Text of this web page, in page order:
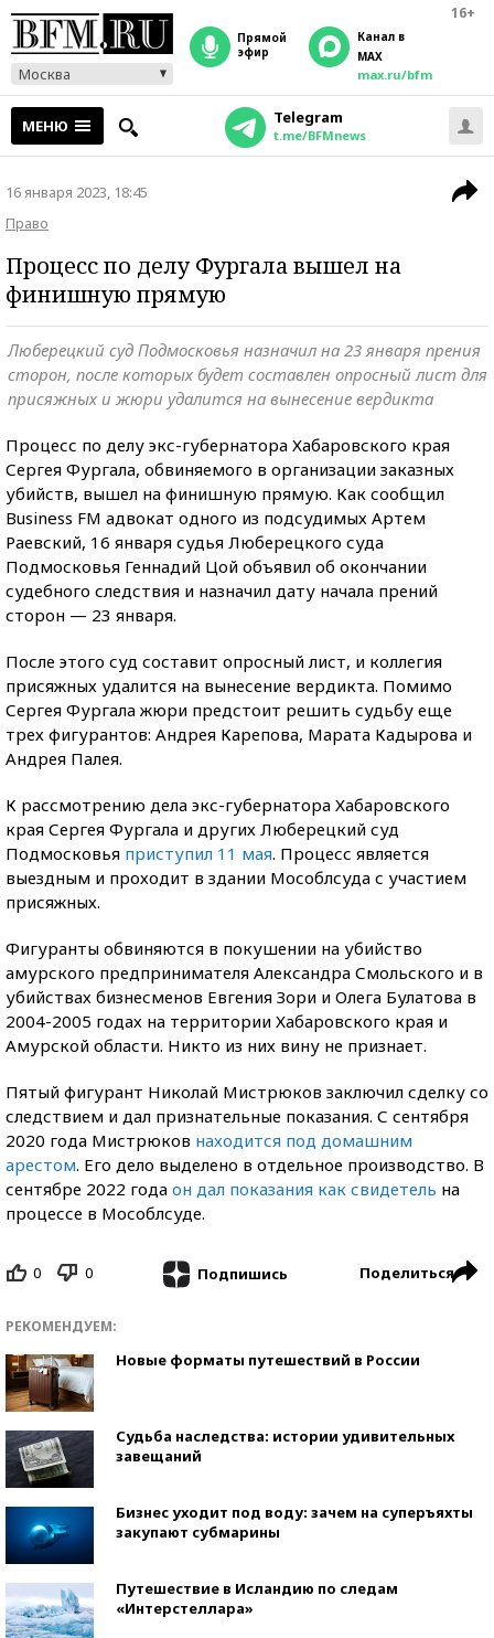
16+
Москва
прямой
эфир
Канал в
MAX
max.ru/bfm
МЕНЮ Telegram
t.me/BFMnews
16 января 2023, 18:45
Право
Процесс по делу Фургала вышел на
финишную прямую
Люберецкий суд Подмосковья назначил на 23 января прения
сторон, после которых будет составлен опросный лист для
присяжных и жюри удалится на вынесение вердикта
Процесс по делу экс-губернатора Хабаровского края
Сергея Фургала, обвиняемого в организации заказных
убийств, вышел на финишную прямую. Как сообщил
Business FM адвокат одного из подсудимых Артем
Раевский, 16 января судья Люберецкого суда
Подмосковья Геннадий Цой объявил об окончании
судебного следствия и назначил дату начала прений
сторон — 23 января.
После этого суд составит опросный лист, и коллегия
присяжных удалится на вынесение вердикта. Помимо
Сергея Фургала жюри предстоит решить судьбу еще
трех фигурантов: Андрея Карепова, Марата Кадырова и
Андрея Палея.
К рассмотрению дела экс-губернатора Хабаровского
края Сергея Фургала и других Люберецкий суд
Подмосковья приступил 11 мая. Процесс является
выездным и проходит в здании Мособлсуда с участием
присяжных.
Фигуранты обвиняются в покушении на убийство
амурского предпринимателя Александра Смольского и в
убийствах бизнесменов Евгения Зори и Олега Булатова в
2004-2005 годах на территории Хабаровского края и
Амурской области. Никто из них вину не признает.
Пятый фигурант Николай Мистрюков заключил сделку со
следствием и дал признательные показания. С сентября
2020 года Мистрюков находится под домашним
арестом. Его дело выделено в отдельное производство. В
сентябре 2022 года он дал показания как свидетель на
процессе в Мособлсуде.
0 0 Подпишись Поделиться
РЕКОМЕНДУЕМ:
Новые форматы путешествий в России
Судьба наследства: истории удивительных
завещаний
Бизнес уходит под воду: зачем на суперъяхты
закупают субмарины
Путешествие в Исландию по следам
«Интерстеллара»